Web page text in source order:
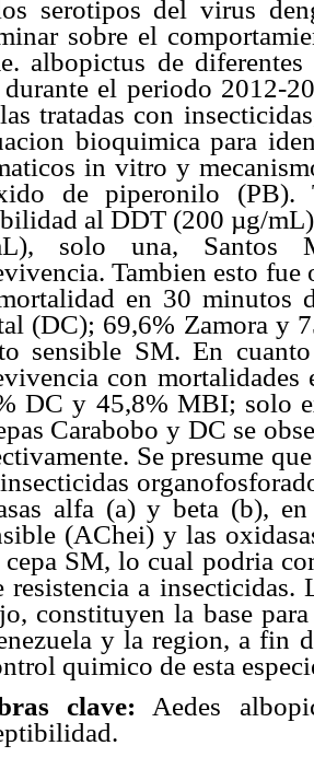
serotipos del virus
sobre el
albopictus de
el periodo 2012-
tratadas con
bioquimica para
in vitro y
de piperonilo (PB).
al DDT (200 µg/
solo una, Santos
Tambien esto
en 30 minutos
(DC); 69,6% Zamora y
sensible SM. En
con
DC y 45,8% MBI; solo
Carabobo y DC se
Se presume
alfa (a) y beta (b), en
(AChei) y las
cepa SM, lo cual podria
resistencia a insecticidas.
constituyen la base
y la region, a fin
quimico de esta
clave: Aedes